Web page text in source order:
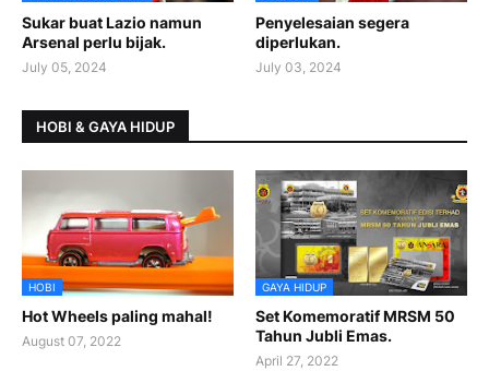
Sukar buat Lazio namun
Arsenal perlu bijak.
July 05, 2024
Penyelesaian segera
diperlukan.
July 03, 2024
HOBI & GAYA HIDUP
HOBI
Hot Wheels paling mahal!
August 07, 2022
GAYA HIDUP
Set Komemoratif MRSM 50
Tahun Jubli Emas.
April 27, 2022